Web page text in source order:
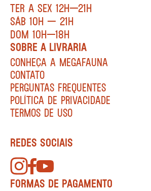
TER A SEX 12H—21H
SÁB 10H — 21H
DOM 10H—18H
SOBRE A LIVRARIA
CONHEÇA A MEGAFAUNA
CONTATO
PERGUNTAS FREQUENTES
POLÍTICA DE PRIVACIDADE
TERMOS DE USO
REDES SOCIAIS
FORMAS DE PAGAMENTO